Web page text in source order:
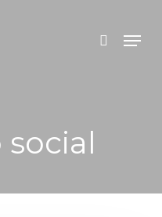
search
Menu
social